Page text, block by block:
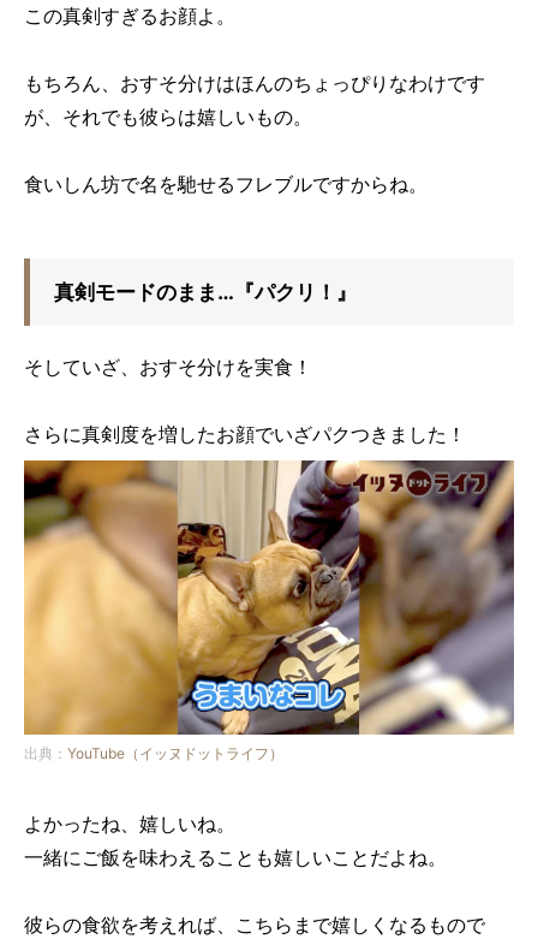
この真剣すぎるお顔よ。
もちろん、おすそ分けはほんのちょっぴりなわけです
が、それでも彼らは嬉しいもの。
食いしん坊で名を馳せるフレブルですからね。
真剣モードのまま…『パクリ！』
そしていざ、おすそ分けを実食！
さらに真剣度を増したお顔でいざパクつきました！
出典： YouTube（イッヌドットライフ）
よかったね、嬉しいね。
一緒にご飯を味わえることも嬉しいことだよね。
彼らの食欲を考えれば、こちらまで嬉しくなるもので